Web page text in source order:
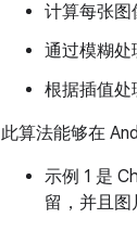
计算每张图
通过模糊处
根据插值处
此算法能够在
示例 1 是
留，并且图